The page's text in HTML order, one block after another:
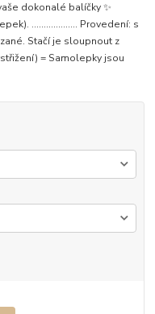
dokonalé balíčky ✨
................... Provedení: s
Stačí je sloupnout z
= Samolepky jsou